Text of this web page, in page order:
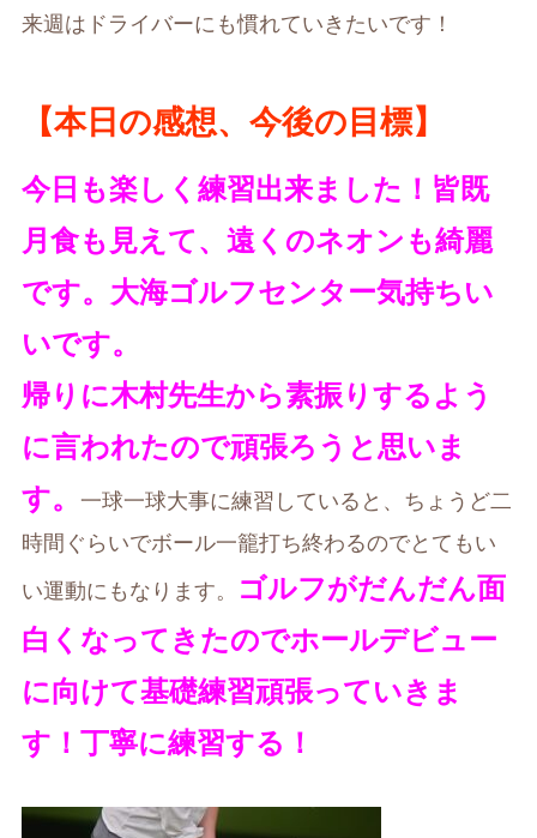
来週はドライバーにも慣れていきたいです！
【本日の感想、今後の目標】
今日も楽しく練習出来ました！皆既
月食も見えて、遠くのネオンも綺麗
です。大海ゴルフセンター気持ちい
いです。
帰りに木村先生から素振りするよう
に言われたので頑張ろうと思いま
す。
一球一球大事に練習していると、ちょうど二
時間ぐらいでボール一籠打ち終わるのでとてもい
い運動にもなります。
ゴルフがだんだん面
白くなってきたのでホールデビュー
に向けて基礎練習頑張っていきま
す！丁寧に練習する！